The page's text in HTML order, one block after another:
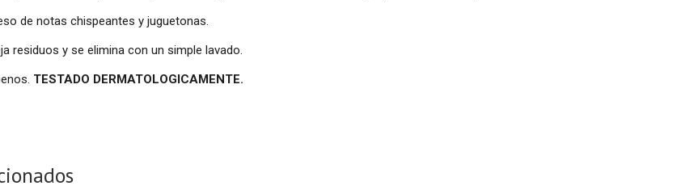
de notas chispeantes y juguetonas.
residuos y se elimina con un simple lavado.
TESTADO DERMATOLOGICAMENTE.